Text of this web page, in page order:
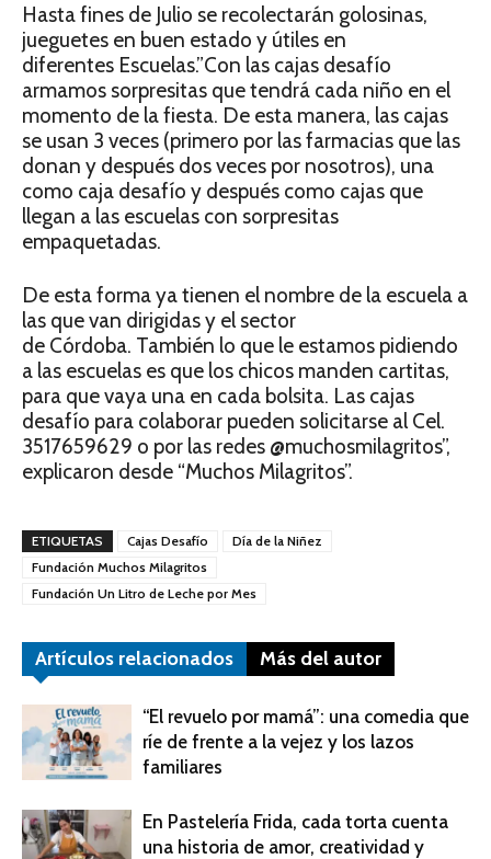
Hasta fines de Julio se recolectarán golosinas,
jueguetes en buen estado y útiles en
diferentes Escuelas.”Con las cajas desafío
armamos sorpresitas que tendrá cada niño en el
momento de la fiesta. De esta manera, las cajas
se usan 3 veces (primero por las farmacias que las
donan y después dos veces por nosotros), una
como caja desafío y después como cajas que
llegan a las escuelas con sorpresitas
empaquetadas.
De esta forma ya tienen el nombre de la escuela a
las que van dirigidas y el sector
de Córdoba. También lo que le estamos pidiendo
a las escuelas es que los chicos manden cartitas,
para que vaya una en cada bolsita. Las cajas
desafío para colaborar pueden solicitarse al Cel.
3517659629 o por las redes @muchosmilagritos”,
explicaron desde “Muchos Milagritos”.
ETIQUETAS Cajas Desafío
Día de la Niñez
Fundación Muchos Milagritos
Fundación Un Litro de Leche por Mes
Artículos relacionados Más del autor
“El revuelo por mamá”: una comedia que
ríe de frente a la vejez y los lazos
familiares
En Pastelería Frida, cada torta cuenta
una historia de amor, creatividad y